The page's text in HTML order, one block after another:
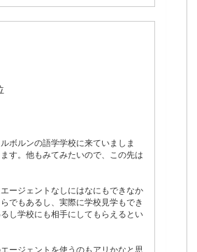
ボルンの語学学校に来ていましま
す。他もみてみたいので、この先は
ージェントなしにはなにもできなか
でもあるし、実際に学校見学もでき
し学校にも相手にしてもらえるとい
ージェントを使うのもアリかなと思